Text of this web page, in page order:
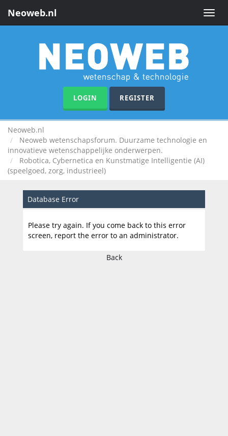
Toggle
Neoweb.nl
LOGIN REGISTER
Neoweb.nl
Neoweb wetenschapsforum. Duurzame technologie en
innovatieve wetenschappelijke onderwerpen.
Robotica, Cybernetica en Kunstmatige Intelligentie (AI)
(speelgoed, zorg, industrieel)
Database Error
Please try again. If you come back to this error
screen, report the error to an administrator.
Back